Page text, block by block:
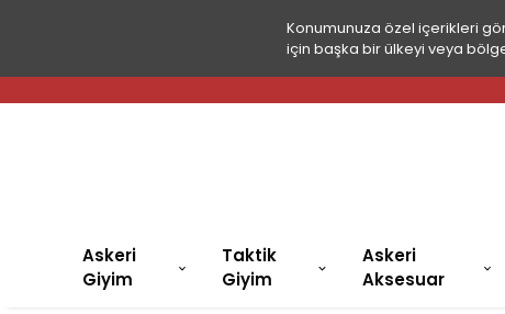
Konumunuza özel içerikleri
için başka bir ülkeyi veya
Askeri
Giyim
Taktik
Giyim
Askeri
Aksesuar